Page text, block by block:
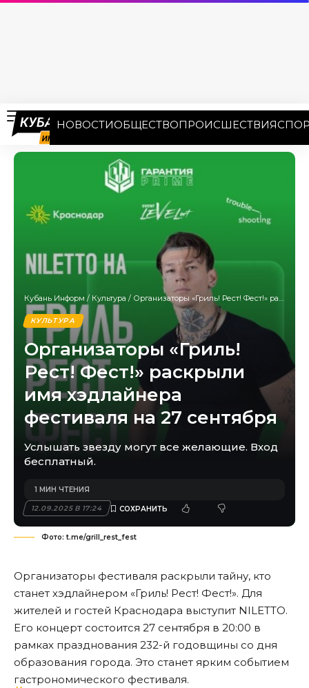
НОВОСТИОБЩЕСТВОПРОИСШЕСТВИЯ
Кубань Информ / Культура / Организаторы «Гриль! Рест! Фест!» раскрыли имя хэдлайнера фестиваля на 27 сентября
КУЛЬТУРА
Организаторы «Гриль!
Рест! Фест!» раскрыли
имя хэдлайнера
фестиваля на 27 сентября
Услышать звезду могут все желающие. Вход
бесплатный.
12.09.2025 В 17:24
1 МИН ЧТЕНИЯ
Фото: t.me/grill_rest_fest
Организаторы фестиваля раскрыли тайну, кто
станет хэдлайнером «Гриль! Рест! Фест!». Для
жителей и гостей Краснодара выступит NILETTO.
Его концерт состоится 27 сентября в 20:00 в
рамках празднования 232-й годовщины со дня
образования города. Это станет ярким событием
гастрономического фестиваля.